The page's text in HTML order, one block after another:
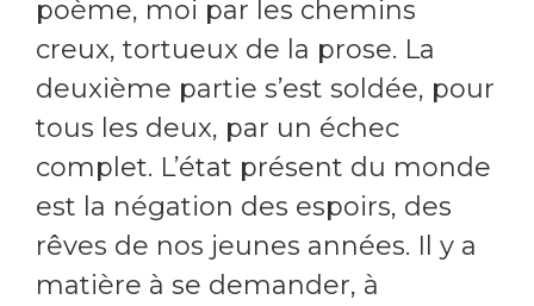
poème, moi par les chemins
creux, tortueux de la prose. La
deuxième partie s’est soldée, pour
tous les deux, par un échec
complet. L’état présent du monde
est la négation des espoirs, des
rêves de nos jeunes années. Il y a
matière à se demander, à